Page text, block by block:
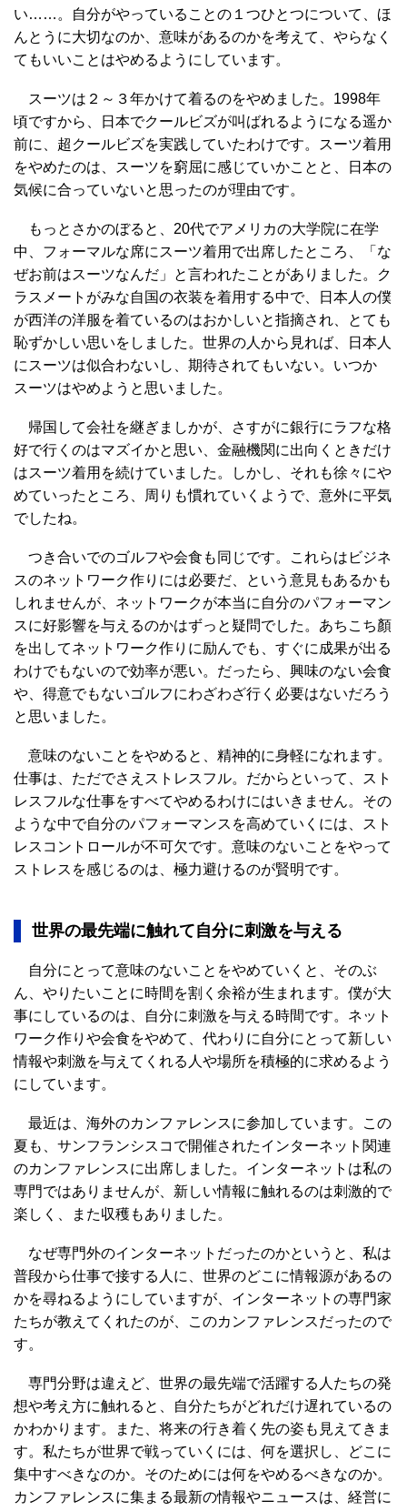
い……。自分がやっていることの１つひとつについて、ほ
んとうに大切なのか、意味があるのかを考えて、やらなく
てもいいことはやめるようにしています。
スーツは２～３年かけて着るのをやめました。1998年
頃ですから、日本でクールビズが叫ばれるようになる遥か
前に、超クールビズを実践していたわけです。スーツ着用
をやめたのは、スーツを窮屈に感じていかことと、日本の
気候に合っていないと思ったのが理由です。
もっとさかのぼると、20代でアメリカの大学院に在学
中、フォーマルな席にスーツ着用で出席したところ、「な
ぜお前はスーツなんだ」と言われたことがありました。ク
ラスメートがみな自国の衣装を着用する中で、日本人の僕
が西洋の洋服を着ているのはおかしいと指摘され、とても
恥ずかしい思いをしました。世界の人から見れば、日本人
にスーツは似合わないし、期待されてもいない。いつか
スーツはやめようと思いました。
帰国して会社を継ぎましかが、さすがに銀行にラフな格
好で行くのはマズイかと思い、金融機関に出向くときだけ
はスーツ着用を続けていました。しかし、それも徐々にや
めていったところ、周りも慣れていくようで、意外に平気
でしたね。
つき合いでのゴルフや会食も同じです。これらはビジネ
スのネットワーク作りには必要だ、という意見もあるかも
しれませんが、ネットワークが本当に自分のパフォーマン
スに好影響を与えるのかはずっと疑問でした。あちこち顏
を出してネットワーク作りに励んでも、すぐに成果が出る
わけでもないので効率が悪い。だったら、興味のない会食
や、得意でもないゴルフにわざわざ行く必要はないだろう
と思いました。
意味のないことをやめると、精神的に身軽になれます。
仕事は、ただでさえストレスフル。だからといって、スト
レスフルな仕事をすべてやめるわけにはいきません。その
ような中で自分のパフォーマンスを高めていくには、スト
レスコントロールが不可欠です。意味のないことをやって
ストレスを感じるのは、極力避けるのが賢明です。
世界の最先端に触れて自分に刺激を与える
自分にとって意味のないことをやめていくと、そのぶ
ん、やりたいことに時間を割く余裕が生まれます。僕が大
事にしているのは、自分に刺激を与える時間です。ネット
ワーク作りや会食をやめて、代わりに自分にとって新しい
情報や刺激を与えてくれる人や場所を積極的に求めるよう
にしています。
最近は、海外のカンファレンスに参加しています。この
夏も、サンフランシスコで開催されたインターネット関連
のカンファレンスに出席しました。インターネットは私の
専門ではありませんが、新しい情報に触れるのは刺激的で
楽しく、また収穫もありました。
なぜ専門外のインターネットだったのかというと、私は
普段から仕事で接する人に、世界のどこに情報源があるの
かを尋ねるようにしていますが、インターネットの専門家
たちが教えてくれたのが、このカンファレンスだったので
す。
専門分野は違えど、世界の最先端で活躍する人たちの発
想や考え方に触れると、自分たちがどれだけ遅れているの
かわかります。また、将来の行き着く先の姿も見えてきま
す。私たちが世界で戦っていくには、何を選択し、どこに
集中すべきなのか。そのためには何をやめるべきなのか。
カンファレンスに集まる最新の情報やニュースは、経営に